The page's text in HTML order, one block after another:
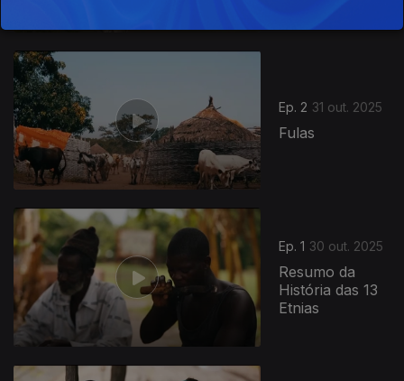
Ep. 2 31 out. 2025
Fulas
Ep. 1 30 out. 2025
Resumo da
História das 13
Etnias